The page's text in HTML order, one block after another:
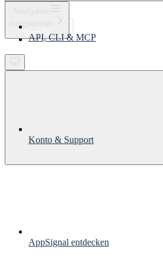
Get started
Integrationen
NestJS
API, CLI & MCP
Konto & Support
AppSignal entdecken